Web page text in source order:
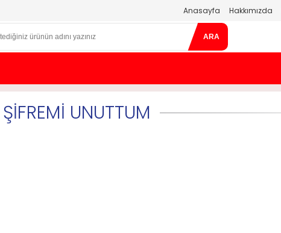
Anasayfa Hakkımızda
ARA
ŞİFREMİ UNUTTUM